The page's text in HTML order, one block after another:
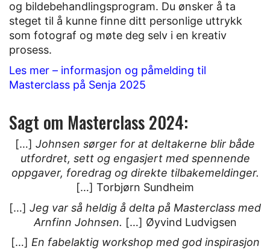
og bildebehandlingsprogram. Du ønsker å ta
steget til å kunne finne ditt personlige uttrykk
som fotograf og møte deg selv i en kreativ
prosess.
Les mer – informasjon og påmelding til
Masterclass på Senja 2025
Sagt om Masterclass 2024:
[…] Johnsen sørger for at deltakerne blir både
utfordret, sett og engasjert med spennende
oppgaver, foredrag og direkte tilbakemeldinger.
[…] Torbjørn Sundheim
[…] Jeg var så heldig å delta på Masterclass med
Arnfinn Johnsen. […] Øyvind Ludvigsen
[…] En fabelaktig workshop med god inspirasjon